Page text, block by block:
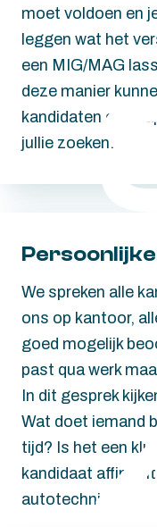
moet voldoen en
leggen wat het
een MIG/MAG
deze manier
kandidaten en
jullie zoeken.
We spreken alle
ons op kantoor,
goed mogelijk
past qua werk
In dit gesprek
Wat doet iemand
tijd? Is het een
kandidaat
autotechniek?